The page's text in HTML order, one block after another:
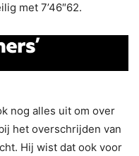
met 7’46″62.
nog alles uit om over
het overschrijden van
Hij wist dat ook voor